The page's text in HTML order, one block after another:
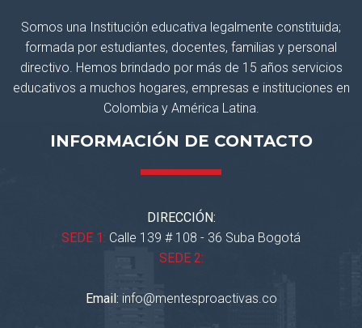
Somos una Institución educativa legalmente constituida;
formada por estudiantes, docentes, familias y personal
directivo. Hemos brindado por más de 15 años servicios
educativos a muchos hogares, empresas e instituciones en
Colombia y América Latina.
INFORMACIÓN DE CONTACTO
DIRECCIÓN:
SEDE 1: Calle 139 # 108 - 36 Suba Bogotá
SEDE 2:
Email: info@mentesproactivas.co